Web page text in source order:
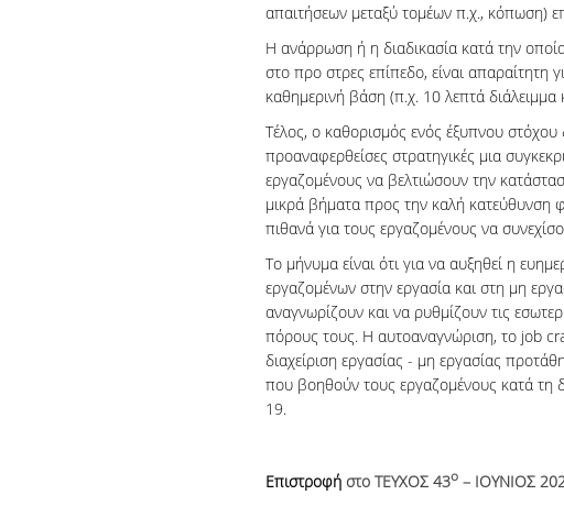
απαιτήσεων μεταξύ τομέων π.χ., κόπωση)
Η ανάρρωση ή η διαδικασία κατά την
στο προ στρες επίπεδο, είναι απαραίτητη
καθημερινή βάση (π.χ. 10 λεπτά διάλειμμα
Τέλος, ο καθορισμός ενός έξυπνου στόχου
προαναφερθείσες στρατηγικές μια
εργαζομένους να βελτιώσουν την
μικρά βήματα προς την καλή κατεύθυνση
πιθανά για τους εργαζομένους να
Το μήνυμα είναι ότι για να αυξηθεί η
εργαζομένων στην εργασία και στη μη
αναγνωρίζουν και να ρυθμίζουν τις
πόρους τους. Η αυτοαναγνώριση, το job
διαχείριση εργασίας - μη εργασίας
που βοηθούν τους εργαζομένους κατά τη
19.
Επιστροφή στο ΤΕΥΧΟΣ 43ο– ΙΟΥΝΙΟΣ